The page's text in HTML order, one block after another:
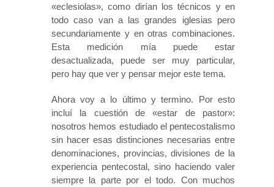
«eclesiolas», como dirían los técnicos y en
todo caso van a las grandes iglesias pero
secundariamente y en otras combinaciones.
Esta medición mía puede estar
desactualizada, puede ser muy particular,
pero hay que ver y pensar mejor este tema.
Ahora voy a lo último y termino. Por esto
incluí la cuestión de «estar de pastor»:
nosotros hemos estudiado el pentecostalismo
sin hacer esas distinciones necesarias entre
denominaciones, provincias, divisiones de la
experiencia pentecostal, sino haciendo valer
siempre la parte por el todo. Con muchos